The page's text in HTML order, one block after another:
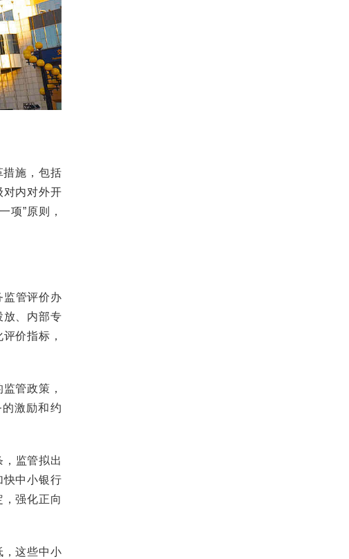
施，包括
对内对外开
项”原则，
管评价办
放、内部专
价指标，
管政策，
激励和约
监管拟出
快中小银行
强化正向
这些中小